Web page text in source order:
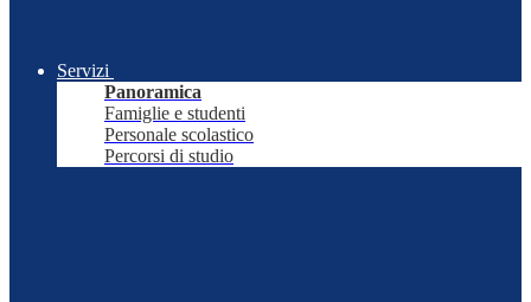
Servizi
Panoramica
Famiglie e studenti
Personale scolastico
Percorsi di studio